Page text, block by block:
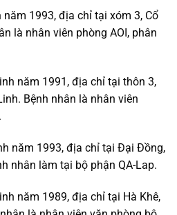
năm 1993, địa chỉ tại xóm 3, Cổ
là nhân viên phòng AOI, phân
năm 1991, địa chỉ tại thôn 3,
Bệnh nhân là nhân viên
năm 1993, địa chỉ tại Đại Đồng,
nhân làm tại bộ phận QA-Lap.
năm 1989, địa chỉ tại Hà Khê,